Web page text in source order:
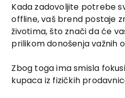
Kada zadovoljite potrebe
offline, vaš brend postaje
životima, što znači da će
prilikom donošenja važnih
Zbog toga ima smisla
kupaca iz fizičkih